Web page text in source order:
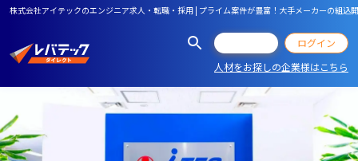
株式会社アイテックのエンジニア求人・転職・採用 | プライム案件が豊富！大手メーカーの組
ログイン
人材をお探しの企業様はこちら